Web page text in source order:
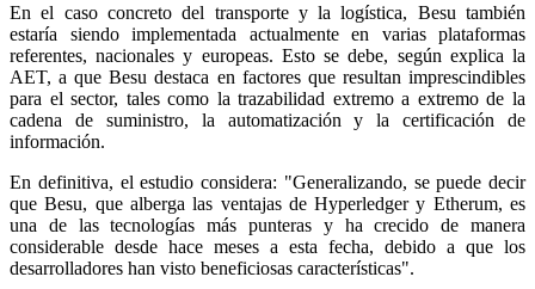
En el caso concreto del transporte y la logística, Besu también
estaría siendo implementada actualmente en varias plataformas
referentes, nacionales y europeas. Esto se debe, según explica la
AET, a que Besu destaca en factores que resultan imprescindibles
para el sector, tales como la trazabilidad extremo a extremo de la
cadena de suministro, la automatización y la certificación de
información.
En definitiva, el estudio considera: "Generalizando, se puede decir
que Besu, que alberga las ventajas de Hyperledger y Etherum, es
una de las tecnologías más punteras y ha crecido de manera
considerable desde hace meses a esta fecha, debido a que los
desarrolladores han visto beneficiosas características".